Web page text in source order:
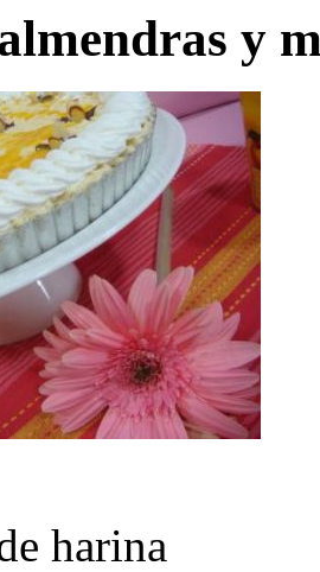
y
harina